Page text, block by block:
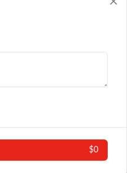
Fuyón
y champiñón
$0